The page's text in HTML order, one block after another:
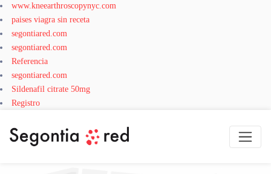
www.kneearthroscopynyc.com
paises viagra sin receta
segontiared.com
segontiared.com
Referencia
segontiared.com
Sildenafil citrate 50mg
Registro